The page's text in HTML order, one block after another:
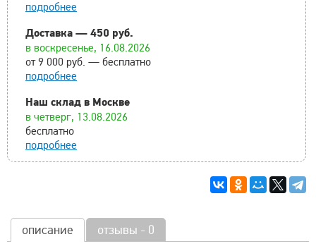
подробнее
Доставка — 450 руб.
в воскресенье, 16.08.2026
от 9 000 руб. — бесплатно
подробнее
Наш склад в Москве
в четверг, 13.08.2026
бесплатно
подробнее
описание отзывы - 0